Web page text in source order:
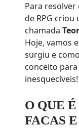
Para
de RPG
chamada
Hoje, vamos
surgiu e
conceito
inesquecíveis!
O QUE
FACAS